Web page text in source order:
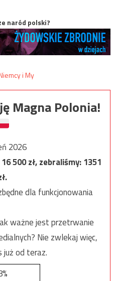
naród polski?
Magna Polonia!
2026
16 500zł, zebraliśmy:1351
dla funkcjonowania
ważne jest przetrwanie
Nie zwlekaj więc,
już od teraz.